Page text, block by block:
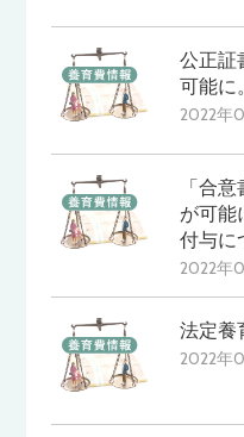
公正証
可能に。
2022年
「合
が可能
付与に
2022年
法定養
2022年